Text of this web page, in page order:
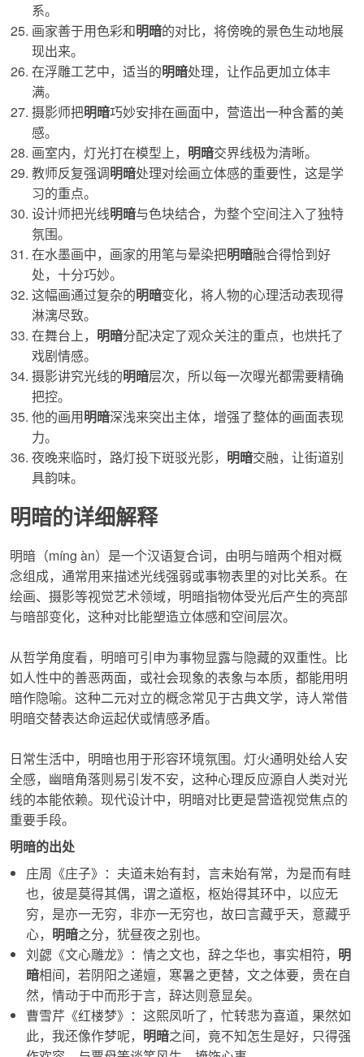
系。
画家善于用色彩和明暗的对比，将傍晚的景色生动地展
现出来。
在浮雕工艺中，适当的明暗处理，让作品更加立体丰
满。
摄影师把明暗巧妙安排在画面中，营造出一种含蓄的美
感。
画室内，灯光打在模型上， 明暗交界线极为清晰。
教师反复强调明暗处理对绘画立体感的重要性，这是学
习的重点。
设计师把光线明暗与色块结合，为整个空间注入了独特
氛围。
在水墨画中，画家的用笔与晕染把明暗融合得恰到好
处，十分巧妙。
这幅画通过复杂的明暗变化，将人物的心理活动表现得
淋漓尽致。
在舞台上， 明暗分配决定了观众关注的重点，也烘托了
戏剧情感。
摄影讲究光线的明暗层次，所以每一次曝光都需要精确
把控。
他的画用明暗深浅来突出主体，增强了整体的画面表现
力。
夜晚来临时，路灯投下斑驳光影， 明暗交融，让街道别
具韵味。
明暗的详细解释
明暗 （míng àn）是一个汉语复合词，由明与暗两个相对概
念组成，通常用来描述光线强弱或事物表里的对比关系。在
绘画、摄影等视觉艺术领域， 明暗指物体受光后产生的亮部
与暗部变化，这种对比能塑造立体感和空间层次。
从哲学角度看， 明暗可引申为事物显露与隐藏的双重性。比
如人性中的善恶两面，或社会现象的表象与本质，都能用明
暗作隐喻。这种二元对立的概念常见于古典文学，诗人常借
明暗交替表达命运起伏或情感矛盾。
日常生活中， 明暗也用于形容环境氛围。灯火通明处给人安
全感，幽暗角落则易引发不安，这种心理反应源自人类对光
线的本能依赖。现代设计中， 明暗对比更是营造视觉焦点的
重要手段。
明暗的出处
庄周《庄子》：夫道未始有封，言未始有常，为是而有畦
也，彼是莫得其偶，谓之道枢，枢始得其环中，以应无
穷，是亦一无穷，非亦一无穷也，故曰言藏乎天，意藏乎
心， 明暗之分，犹昼夜之别也。
刘勰《文心雕龙》：情之文也，辞之华也，事实相符， 明
暗相间，若阴阳之递嬗，寒暑之更替，文之体要，贵在自
然，情动于中而形于言，辞达则意显矣。
曹雪芹《红楼梦》：这熙凤听了，忙转悲为喜道，果然如
此，我还像作梦呢， 明暗之间，竟不知怎生是好，只得强